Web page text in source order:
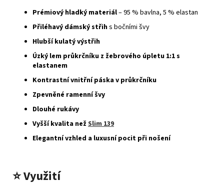
Prémiový hladký materiál– 95 % bavlna, 5 % elastan
Přiléhavý dámský střihs bočními švy
Hlubší kulatý výstřih
Úzký lem průkrčníku z žebrového úpletu 1:1 s
elastanem
Kontrastní vnitřní páska v průkrčníku
Zpevněné ramenní švy
Dlouhé rukávy
Vyšší kvalita než Slim 139
Elegantní vzhled a luxusní pocit při nošení
⭐Využití